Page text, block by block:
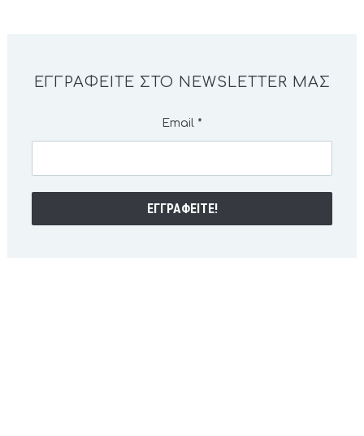
ΕΓΓΡΑΦΕΊΤΕ ΣΤΟ NEWSLETTER ΜΑΣ
Email *